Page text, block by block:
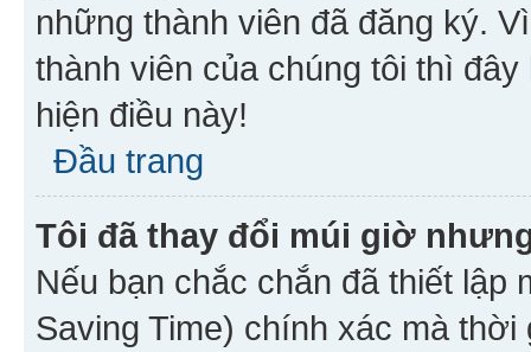
những thành viên đã đăng ký.
thành viên của chúng tôi thì
hiện điều này!
Đầu trang
Tôi đã thay đổi múi giờ
Nếu bạn chắc chắn đã thiết lập
Saving Time) chính xác mà